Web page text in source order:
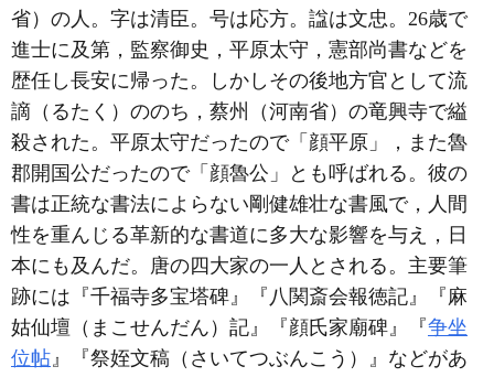
省）の人。字は清臣。号は応方。諡は文忠。26歳で
進士に及第，監察御史，平原太守，憲部尚書などを
歴任し長安に帰った。しかしその後地方官として流
謫（るたく）ののち，蔡州（河南省）の竜興寺で縊
殺された。平原太守だったので「顔平原」，また魯
郡開国公だったので「顔魯公」とも呼ばれる。彼の
書は正統な書法によらない剛健雄壮な書風で，人間
性を重んじる革新的な書道に多大な影響を与え，日
本にも及んだ。唐の四大家の一人とされる。主要筆
跡には『千福寺多宝塔碑』『八関斎会報徳記』『麻
姑仙壇（まこせんだん）記』『顔氏家廟碑』『争坐
位帖』『祭姪文稿（さいてつぶんこう）』などがあ